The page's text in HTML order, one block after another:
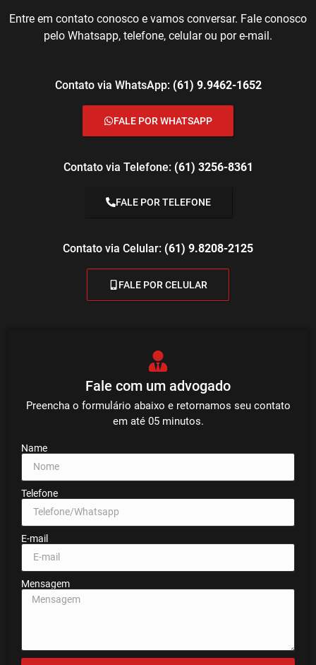
Entre em contato conosco e vamos conversar. Fale conosco
pelo Whatsapp, telefone, celular ou por e-mail.
Contato via WhatsApp: (61) 9.9462-1652
FALE POR WHATSAPP
Contato via Telefone: (61) 3256-8361
FALE POR TELEFONE
Contato via Celular: (61) 9.8208-2125
FALE POR CELULAR
Fale com um advogado
Preencha o formulário abaixo e retornamos seu contato
em até 05 minutos.
Name
Telefone
E-mail
Mensagem